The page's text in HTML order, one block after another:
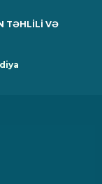
TƏHLİLİ VƏ